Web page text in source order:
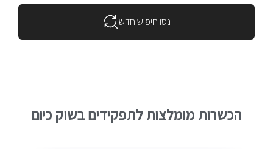
נסו חיפוש חדש
הכשרות מומלצות לתפקידים בשוק כיום